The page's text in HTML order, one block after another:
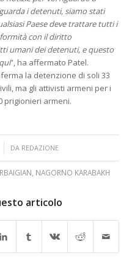
i detenuti, siamo stati
Paese deve trattare tutti i
con il diritto
umani dei detenuti, e questo
”, ha affermato Patel.
la detenzione di soli 33
ma gli attivisti armeni per i
prigionieri armeni.
DA REDAZIONE
NAGORNO KARABAKH
articolo